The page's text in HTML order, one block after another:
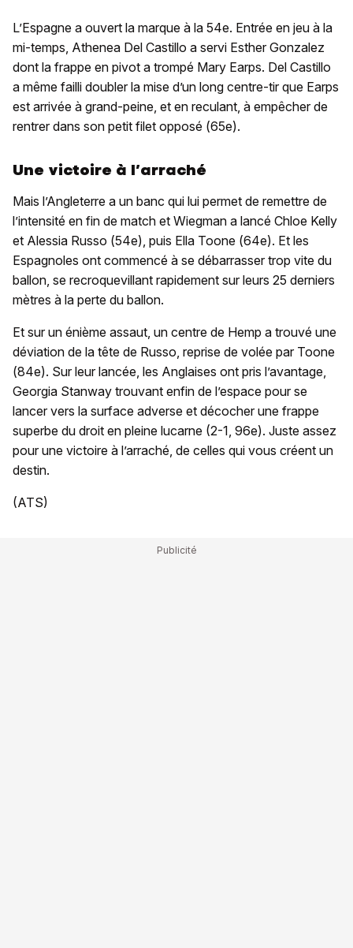
L’Espagne a ouvert la marque à la 54e. Entrée en jeu à la
mi-temps, Athenea Del Castillo a servi Esther Gonzalez
dont la frappe en pivot a trompé Mary Earps. Del Castillo
a même failli doubler la mise d’un long centre-tir que Earps
est arrivée à grand-peine, et en reculant, à empêcher de
rentrer dans son petit filet opposé (65e).
Une victoire à l’arraché
Mais l’Angleterre a un banc qui lui permet de remettre de
l’intensité en fin de match et Wiegman a lancé Chloe Kelly
et Alessia Russo (54e), puis Ella Toone (64e). Et les
Espagnoles ont commencé à se débarrasser trop vite du
ballon, se recroquevillant rapidement sur leurs 25 derniers
mètres à la perte du ballon.
Et sur un énième assaut, un centre de Hemp a trouvé une
déviation de la tête de Russo, reprise de volée par Toone
(84e). Sur leur lancée, les Anglaises ont pris l’avantage,
Georgia Stanway trouvant enfin de l’espace pour se
lancer vers la surface adverse et décocher une frappe
superbe du droit en pleine lucarne (2-1, 96e). Juste assez
pour une victoire à l’arraché, de celles qui vous créent un
destin.
(ATS)